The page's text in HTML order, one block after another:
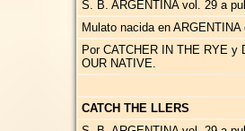
S. B. ARGENTINA vol. 29 a
Mulato nacida en
Por CATCHER IN THE RYE y
OUR NATIVE.
CATCH THE LLERS